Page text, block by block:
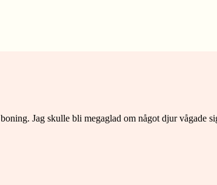
Jag skulle bli megaglad om något djur vågade